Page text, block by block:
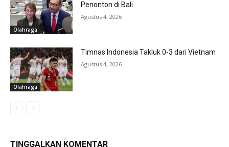
Olahraga
Penonton di Bali
Agustus 4, 2026
Olahraga
Timnas Indonesia Takluk 0-3 dari Vietnam
Agustus 4, 2026
TINGGALKAN KOMENTAR